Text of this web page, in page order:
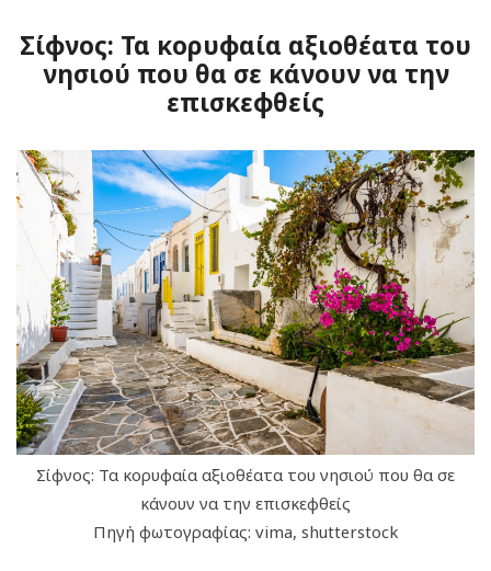
Σίφνος: Τα κορυφαία αξιοθέατα του
νησιού που θα σε κάνουν να την
επισκεφθείς
Σίφνος: Τα κορυφαία αξιοθέατα του νησιού που θα σε
κάνουν να την επισκεφθείς
Πηγή φωτογραφίας: vima, shutterstock